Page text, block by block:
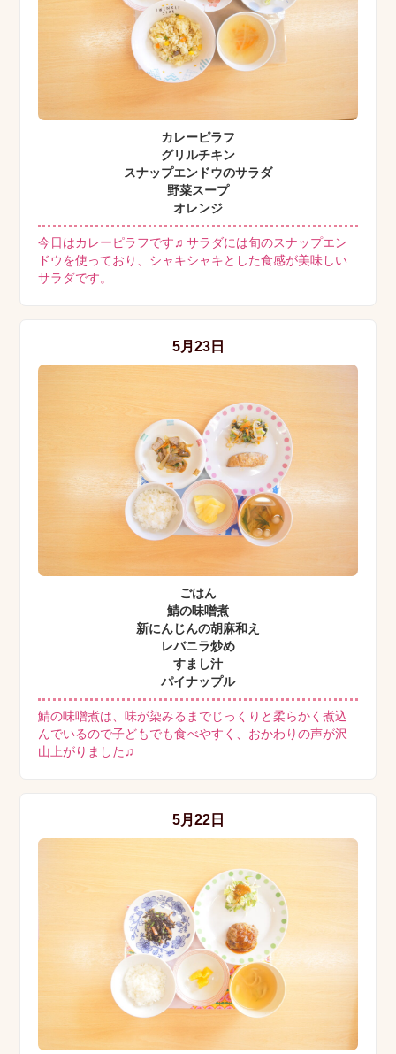
カレーピラフ
グリルチキン
スナップエンドウのサラダ
野菜スープ
オレンジ
今日はカレーピラフです♬サラダには旬のスナップエン
ドウを使っており、シャキシャキとした食感が美味しい
サラダです。
5月23日
ごはん
鯖の味噌煮
新にんじんの胡麻和え
レバニラ炒め
すまし汁
パイナップル
鯖の味噌煮は、味が染みるまでじっくりと柔らかく煮込
んでいるので子どもでも食べやすく、おかわりの声が沢
山上がりました♫
5月22日